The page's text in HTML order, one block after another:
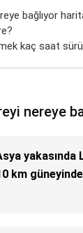
bağlıyor
kaç saat
nereye
yakasında
km